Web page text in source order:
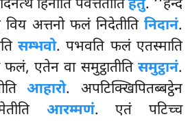
हिनोति पवत्ततीतिहेतु. ‘‘हन्द
विय अत्तनो फलं निदेतीति निदानं.
सम्भवो. पभवति फलं एतस्माति
फलं, एतेन वा समुट्ठातीति समुट्ठानं.
आहारो. अपटिक्खिपितब्बट्ठेन
आरम्मणं. एतं पटिच्च